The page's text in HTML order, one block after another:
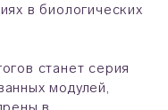
в биологических
станет серия
модулей,